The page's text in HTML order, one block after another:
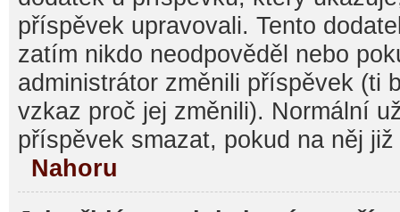
příspěvek upravovali. Tento
zatím nikdo neodpověděl nebo
administrátor změnili příspěvek (ti
vzkaz proč jej změnili). Normální
příspěvek smazat, pokud na něj
Nahoru